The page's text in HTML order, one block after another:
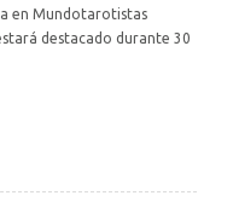
en Mundotarotistas
destacado durante 30